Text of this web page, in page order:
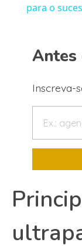
para o
Antes
Inscreva-